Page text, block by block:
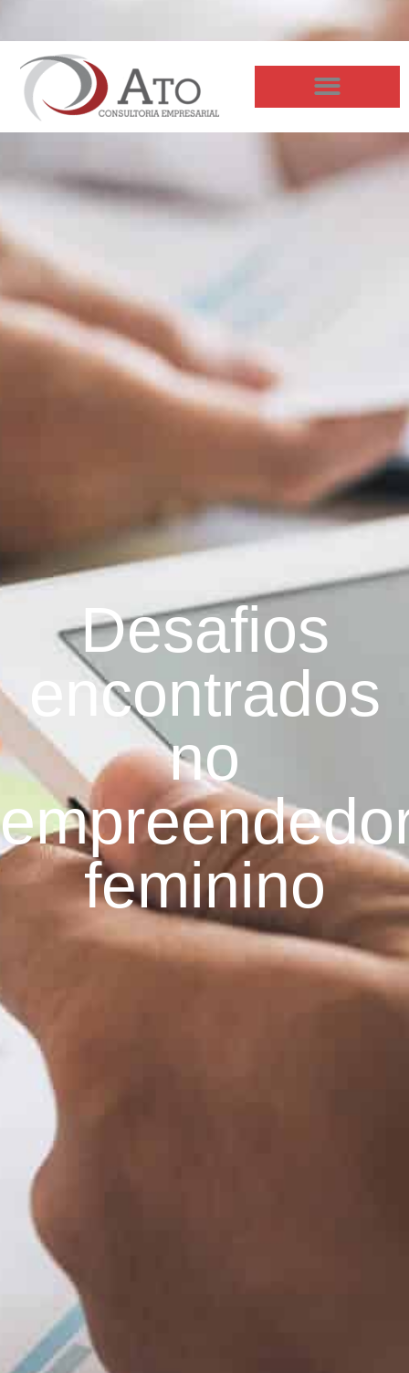
Desafios
encontrados
no
feminino